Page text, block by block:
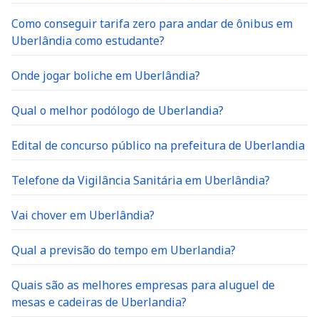
Como conseguir tarifa zero para andar de ônibus em
Uberlândia como estudante?
Onde jogar boliche em Uberlândia?
Qual o melhor podólogo de Uberlandia?
Edital de concurso público na prefeitura de Uberlandia
Telefone da Vigilância Sanitária em Uberlândia?
Vai chover em Uberlândia?
Qual a previsão do tempo em Uberlandia?
Quais são as melhores empresas para aluguel de
mesas e cadeiras de Uberlandia?